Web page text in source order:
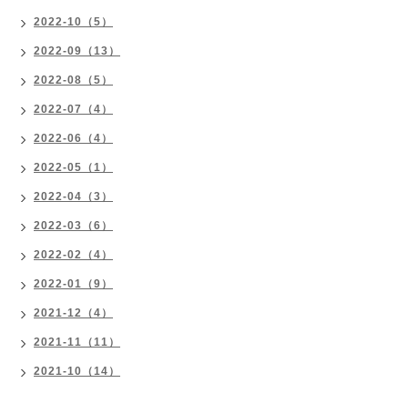
2022-10（5）
2022-09（13）
2022-08（5）
2022-07（4）
2022-06（4）
2022-05（1）
2022-04（3）
2022-03（6）
2022-02（4）
2022-01（9）
2021-12（4）
2021-11（11）
2021-10（14）